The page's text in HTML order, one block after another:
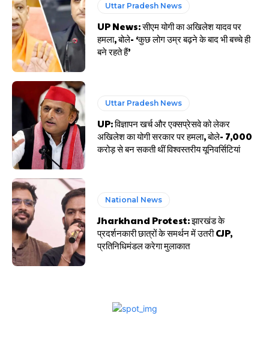
Uttar Pradesh News
UP News: सीएम योगी का अखिलेश यादव पर
हमला, बोले- ‘कुछ लोग उम्र बढ़ने के बाद भी बच्चे ही
बने रहते हैं’
Uttar Pradesh News
UP: विज्ञापन खर्च और एक्सप्रेसवे को लेकर
अखिलेश का योगी सरकार पर हमला, बोले- 7,000
करोड़ से बन सकती थीं विश्वस्तरीय यूनिवर्सिटियां
National News
Jharkhand Protest: झारखंड के
प्रदर्शनकारी छात्रों के समर्थन में उतरी CJP,
प्रतिनिधिमंडल करेगा मुलाकात